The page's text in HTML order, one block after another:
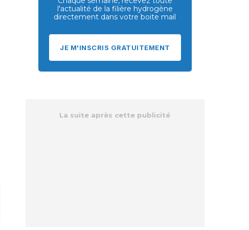
l'actualité de la filière hydrogène
directement dans votre boite mail
JE M'INSCRIS GRATUITEMENT